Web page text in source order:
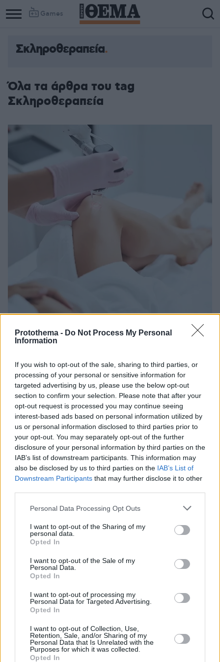
Protothema - Do Not Process My Personal
Information
If you wish to opt-out of the sale, sharing to third parties, or
processing of your personal or sensitive information for
targeted advertising by us, please use the below opt-out
section to confirm your selection. Please note that after your
opt-out request is processed you may continue seeing
interest-based ads based on personal information utilized by
us or personal information disclosed to third parties prior to
your opt-out. You may separately opt-out of the further
disclosure of your personal information by third parties on the
IAB’s list of downstream participants. This information may
also be disclosed by us to third parties on the IAB’s List of
Downstream Participants that may further disclose it to other
Please note that this website/app uses one or more Google
not limited to your visit or usage behaviour. You may click to
grant or deny consent to Google and its third-party tags to
use your data for below specified purposes in below Google
consent section.
Personal Data Processing Opt Outs
I want to opt-out of the Sharing of my
personal data.
Opted In
I want to opt-out of the Sale of my
Personal Data.
Opted In
I want to opt-out of processing my
Personal Data for Targeted Advertising.
Opted In
I want to opt-out of Collection, Use,
Retention, Sale, and/or Sharing of my
Personal Data that Is Unrelated with the
Purposes for which it was collected.
Opted In
Games
Σκληροθεραπεία
Όλα τα άρθρα του tag
Σκληροθεραπεία
προηγείται της σκληροθεραπείας
Τις διαφορετικές θεραπευτικές μεθόδους για την
αντιμετώπιση των ευρυαγγειών αναλύει ο κ.
Κωνσταντίνος Ξηρομερίτης, Αγγειοχειρουργός -
Διδάκτωρ του Πανεπιστημίου Αθηνών και Διευθυντής
της Δ' Αγγειοχειρουργικής Κλινικής - Ενδοαυλικό
Laser Φλεβικών Παθήσεων του Metropolitan General
12.05.2023, 19:42
17.05.2021, 10:22